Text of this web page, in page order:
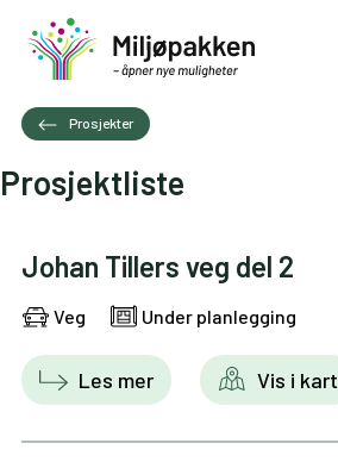
Prosjekter
Prosjektliste
Johan Tillers veg del 2
Veg Under planlegging
Les mer Vis i kart